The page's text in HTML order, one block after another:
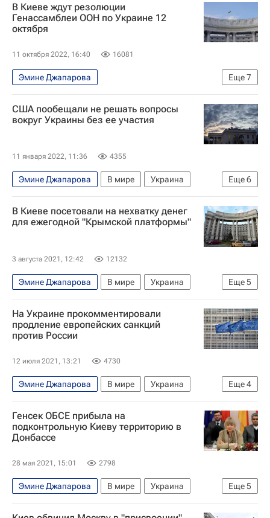
Ирина Верещук
Происшествия
В Киеве ждут резолюции
Генассамблеи ООН по Украине 12
октября
11 октября 2022, 16:40 16081
Еще7
Эмине Джапарова
Специальная военная операция на Украине
В мире
Украина
Референдум в Донбассе
Референдумы на освобожденных территориях
США пообещали не решать вопросы
вокруг Украины без ее участия
11 января 2022, 11:36 4355
Еще6
Эмине Джапарова В мире
Украина
США
НАТО
Венди Шерман
Совет Россия-НАТО
Ситуация в ДНР и ЛНР
В Киеве посетовали на нехватку денег
для ежегодной "Крымской платформы"
3 августа 2021, 12:42 12132
Еще5
Эмине Джапарова В мире
Украина
Киев
Севастополь
Республика Крым
МИД Украины
Россия
На Украине прокомментировали
продление европейских санкций
против России
12 июля 2021, 13:21 4730
Еще4
Эмине Джапарова В мире
Украина
Москва
Евросоюз Совет ЕС Россия
Генсек ОБСЕ прибыла на
подконтрольную Киеву территорию в
Донбассе
28 мая 2021, 15:01 2798
Еще5
Эмине Джапарова В мире
Украина
ООН
Хельга Шмид